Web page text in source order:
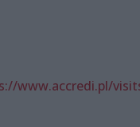
www.accredi.pl/